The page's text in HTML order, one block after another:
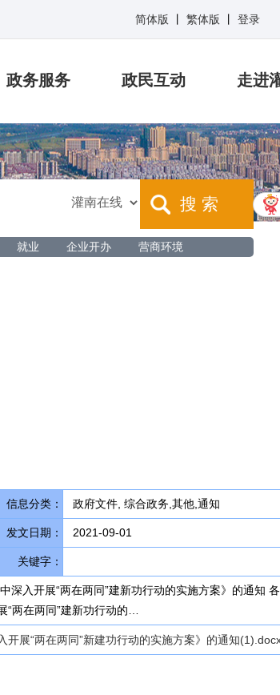
简体版 繁体版 登录
政务服务 政民互动 走进
搜 索
就业 企业开办 营商环境
信息分类： 政府文件, 综合政务,其他,通知
发文日期： 2021-09-01
关键字：
入开展“两在两同”建新功行动的实施方案》的通知
两在两同”建新功行动的…
展“两在两同”新建功行动的实施方案》的通知